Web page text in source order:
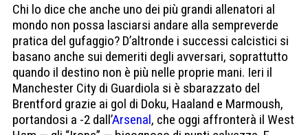
Chi lo dice che anche uno dei più grandi allenatori al
mondo non possa lasciarsi andare alla sempreverde
pratica del gufaggio? D’altronde i successi calcistici si
basano anche sui demeriti degli avversari, soprattutto
quando il destino non è più nelle proprie mani. Ieri il
Manchester City di Guardiola si è sbarazzato del
Brentford grazie ai gol di Doku, Haaland e Marmoush,
portandosi a -2 dall’Arsenal, che oggi affronterà il West